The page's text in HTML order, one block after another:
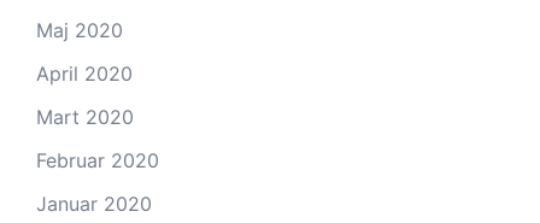
Maj 2020
April 2020
Mart 2020
Februar 2020
Januar 2020